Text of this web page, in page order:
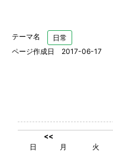
テーマ名
日常
ページ作成日 2017-06-17
<<
日
月 火